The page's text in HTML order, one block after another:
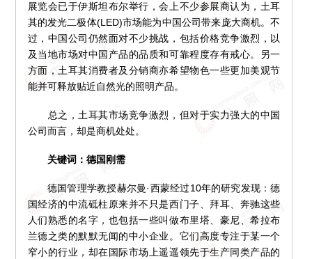
展览会已于伊斯坦布尔举行，会上不少参展商认为，土耳
其的发光二极体(LED)市场能为中国公司带来庞大商机。不
过，中国公司仍然面对不少挑战，包括价格竞争激烈，以
及当地市场对中国产品的品质和可靠程度存有戒心。另一
方面，土耳其消费者及分销商亦希望物色一些更加美观节
能并可释放贴近自然光的照明产品。
总之，土耳其市场竞争激烈，但对于实力强大的中国
公司而言，却是商机处处。
关键词：德国刚需
德国管理学教授赫尔曼·西蒙经过10年的研究发现：德
国经济的中流砥柱原来并不只是西门子、拜耳、奔驰这些
人们熟悉的名字，也包括一些叫做布里塔、豪尼、希拉布
兰德之类的默默无闻的中小企业。它们高度专注于某一个
窄小的行业，却在国际市场上遥遥领先于生产同类产品的